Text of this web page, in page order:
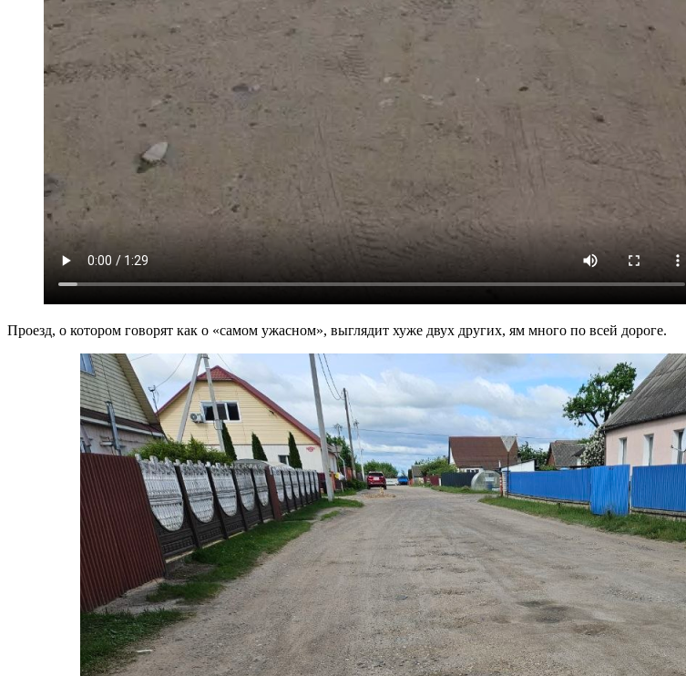
Проезд, о котором говорят как о «самом ужасном», выглядит хуже двух других, ям много по всей дороге.